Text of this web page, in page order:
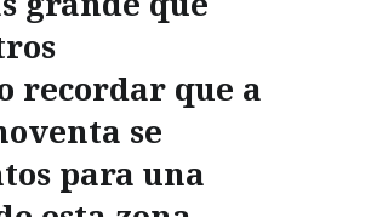
arriba/abajo
aumentar
o
el
recordar que a
se
para una